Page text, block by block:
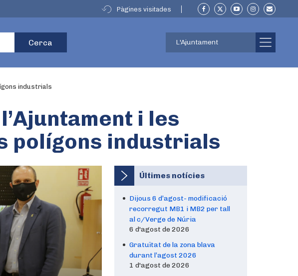
Pàgines visitades
L'Ajuntament
industrials
i les
polígons industrials
Últimes notícies
Dijous 6 d’agost- modificació
recorregut MB1 i MB2 per tall
al c/Verge de Núria
6 d'agost de 2026
Gratuïtat de la zona blava
durant l’agost 2026
1 d'agost de 2026